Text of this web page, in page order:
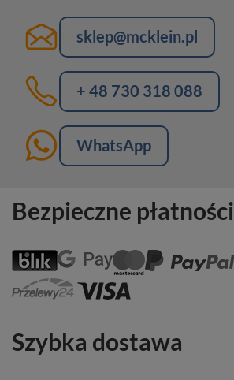
sklep@mcklein.pl
+ 48 730 318 088
WhatsApp
Bezpieczne płatności
Szybka dostawa